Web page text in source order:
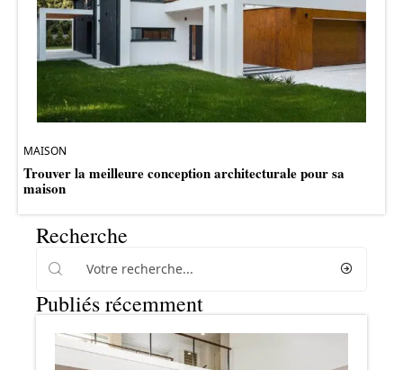
MAISON
Trouver la meilleure conception architecturale pour sa
maison
Recherche
Publiés récemment